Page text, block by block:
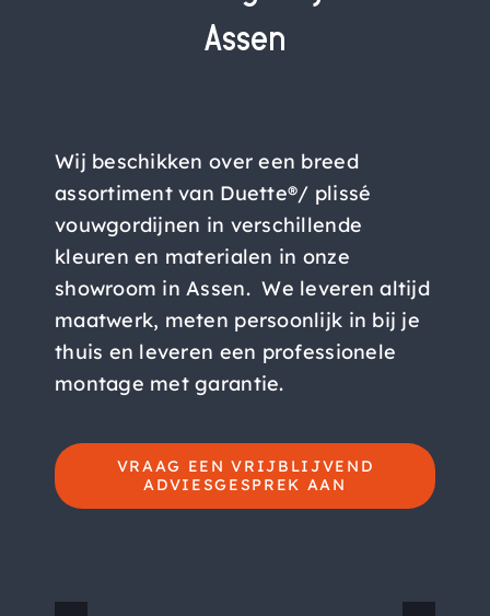
Assen
Wij beschikken over een breed
assortiment van Duette®/ plissé
vouwgordijnen in verschillende
kleuren en materialen in onze
showroom in Assen. We leveren altijd
maatwerk, meten persoonlijk in bij je
thuis en leveren een professionele
montage met garantie.
VRAAG EEN VRIJBLIJVEND
ADVIESGESPREK AAN